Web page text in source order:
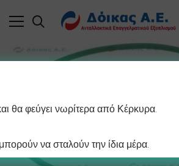
θα φεύγει νωρίτερα από Κέρκυρα.
να σταλούν την ίδια μέρα.